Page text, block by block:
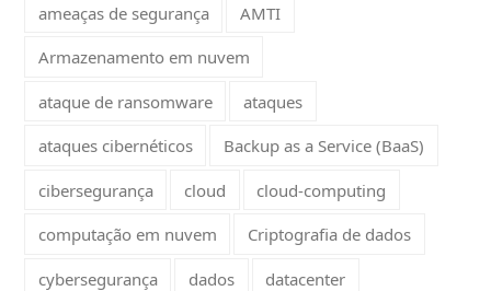
ameaças de segurança AMTI
Armazenamento em nuvem
ataque de ransomware ataques
ataques cibernéticos Backup as a Service (BaaS)
cibersegurança cloud cloud-computing
computação em nuvem Criptografia de dados
cybersegurança dados datacenter